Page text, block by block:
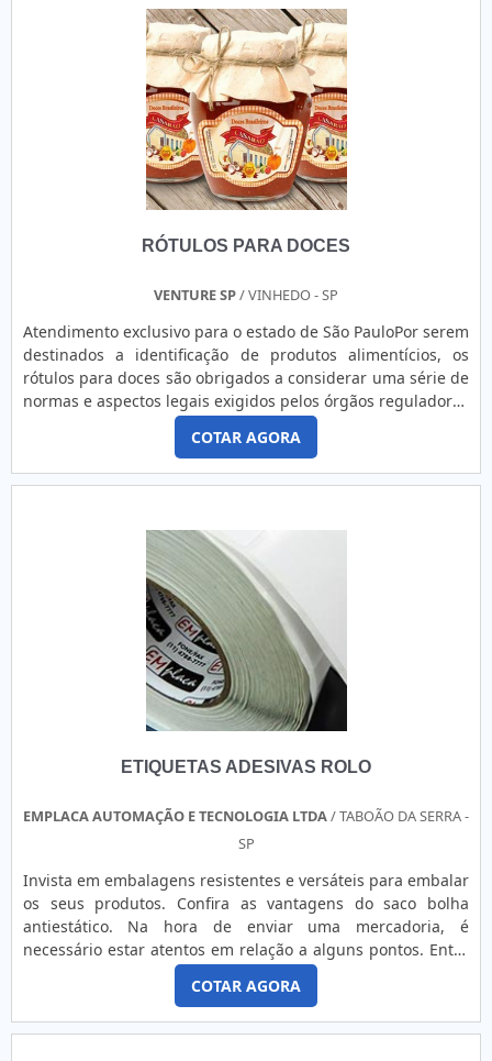
RÓTULOS PARA DOCES
VENTURE SP/ VINHEDO - SP
Atendimento exclusivo para o estado de São PauloPor serem
destinados a identificação de produtos alimentícios, os
rótulos para doces são obrigados a considerar uma série de
normas e aspectos legais exigidos pelos órgãos reguladores
na sua composição. Não obstante esta característica os
rótulos de doces também podem agregar valor ao produto
como fazem os rótulos de outros
rótulos de doces, a ele.
COTAR AGORA
ETIQUETAS ADESIVAS ROLO
EMPLACA AUTOMAÇÃO E TECNOLOGIA LTDA/ TABOÃO DA SERRA -
SP
Invista em embalagens resistentes e versáteis para embalar
os seus produtos. Confira as vantagens do saco bolha
antiestático. Na hora de enviar uma mercadoria, é
necessário estar atentos em relação a alguns pontos. Entre
eles, está a questão da embalagem. A embalagem utilizada
para o envio de produtos deve contar com qualidade,
resistência e oferecer segurança para o que está sendo
COTAR AGORA